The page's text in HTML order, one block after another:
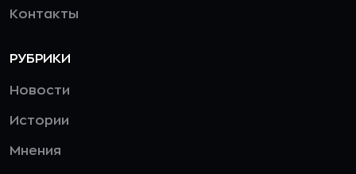
Контакты
РУБРИКИ
Новости
Истории
Мнения